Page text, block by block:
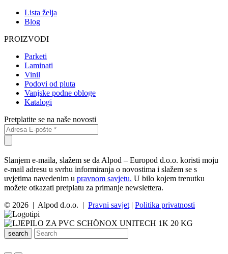
Lista želja
Blog
PROIZVODI
Parketi
Laminati
Vinil
Podovi od pluta
Vanjske podne obloge
Katalogi
Pretplatite se na naše novosti
Slanjem e-maila, slažem se da Alpod – Europod d.o.o. koristi moju
e-mail adresu u svrhu informiranja o novostima i slažem se s
uvjetima navedenim u pravnom savjetu. U bilo kojem trenutku
možete otkazati pretplatu za primanje newslettera.
© 2026 | Alpod d.o.o. | Pravni savjet | Politika privatnosti
search